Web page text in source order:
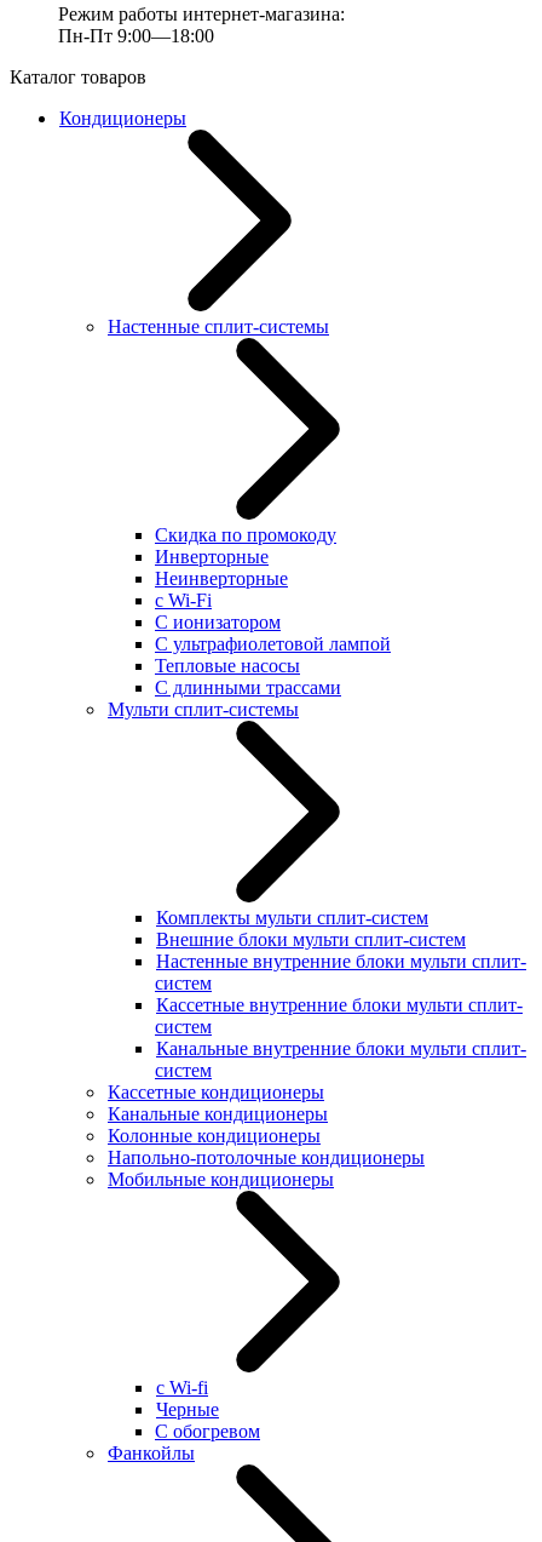
Режим работы интернет-магазина:
Пн-Пт 9:00—18:00
Каталог товаров
Кондиционеры
Настенные сплит-системы
Скидка по промокоду
Инверторные
Неинверторные
с Wi-Fi
С ионизатором
С ультрафиолетовой лампой
Тепловые насосы
С длинными трассами
Мульти сплит-системы
Комплекты мульти сплит-систем
Внешние блоки мульти сплит-систем
Настенные внутренние блоки мульти сплит-
систем
Кассетные внутренние блоки мульти сплит-
систем
Канальные внутренние блоки мульти сплит-
систем
Кассетные кондиционеры
Канальные кондиционеры
Колонные кондиционеры
Напольно-потолочные кондиционеры
Мобильные кондиционеры
с Wi-fi
Черные
С обогревом
Фанкойлы